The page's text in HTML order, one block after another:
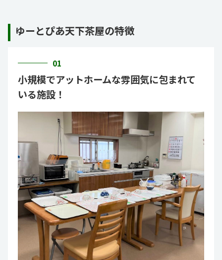
ゆーとぴあ天下茶屋の特徴
01
小規模でアットホームな雰囲気に包まれて
いる施設！